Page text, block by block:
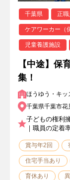
千葉県 正職
ケアワーカー（
児童養護施設
【中途】保
集！
ほうゆう・キッ
千葉県千葉市
子どもの権利
｜職員の定着
賞与年2回
住宅手当あり
育休あり